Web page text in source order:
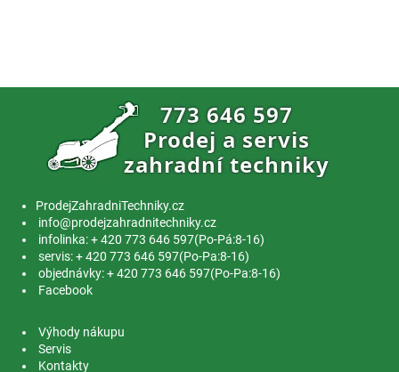
ProdejZahradniTechniky.cz
info@prodejzahradnitechniky.cz
infolinka: + 420 773 646 597(Po-Pá:8-16)
servis: + 420 773 646 597(Po-Pa:8-16)
objednávky: + 420 773 646 597(Po-Pa:8-16)
Facebook
Výhody nákupu
Servis
Kontakty